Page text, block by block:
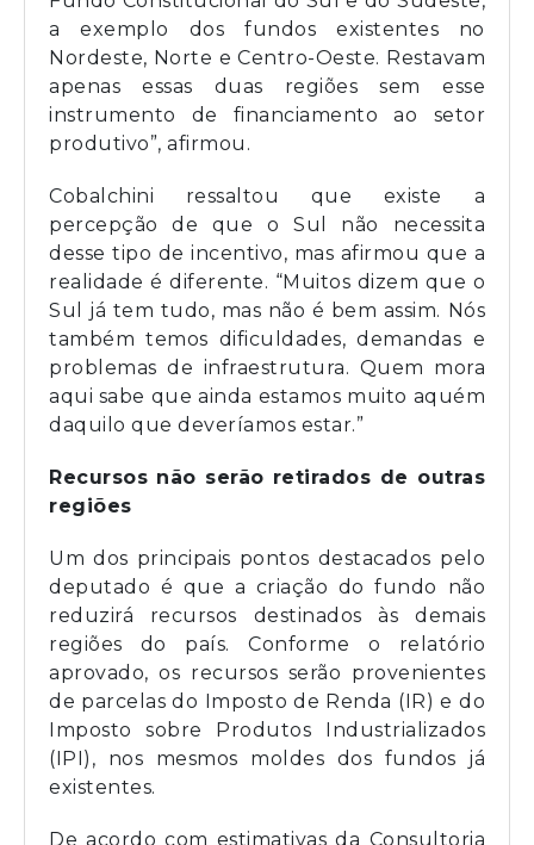
a exemplo dos fundos existentes no
Nordeste, Norte e Centro-Oeste. Restavam
apenas essas duas regiões sem esse
instrumento de financiamento ao setor
produtivo”, afirmou.
Cobalchini ressaltou que existe a
percepção de que o Sul não necessita
desse tipo de incentivo, mas afirmou que a
realidade é diferente. “Muitos dizem que o
Sul já tem tudo, mas não é bem assim. Nós
também temos dificuldades, demandas e
problemas de infraestrutura. Quem mora
aqui sabe que ainda estamos muito aquém
daquilo que deveríamos estar.”
Recursos não serão retirados de outras
regiões
Um dos principais pontos destacados pelo
deputado é que a criação do fundo não
reduzirá recursos destinados às demais
regiões do país. Conforme o relatório
aprovado, os recursos serão provenientes
de parcelas do Imposto de Renda (IR) e do
Imposto sobre Produtos Industrializados
(IPI), nos mesmos moldes dos fundos já
existentes.
De acordo com estimativas da Consultoria